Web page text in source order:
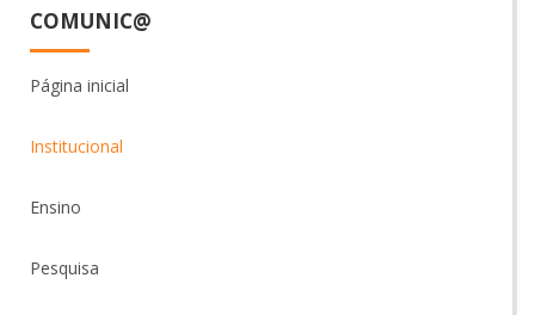
COMUNIC@
Página inicial
Institucional
Ensino
Pesquisa